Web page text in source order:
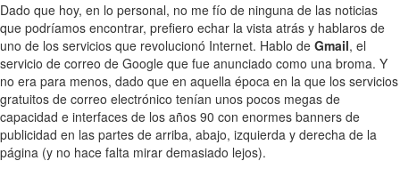
Dado que hoy, en lo personal, no me fío de ninguna de las noticias
que podríamos encontrar, prefiero echar la vista atrás y hablaros de
uno de los servicios que revolucionó Internet. Hablo de Gmail, el
servicio de correo de Google que fue anunciado como una broma. Y
no era para menos, dado que en aquella época en la que los servicios
gratuitos de correo electrónico tenían unos pocos megas de
capacidad e interfaces de los años 90 con enormes banners de
publicidad en las partes de arriba, abajo, izquierda y derecha de la
página (y no hace falta mirar demasiado lejos).